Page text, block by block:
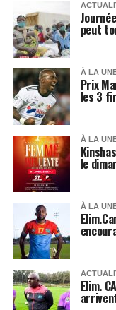
peut
À LA
Prix
les 3
À LA
le
À LA
Elim.